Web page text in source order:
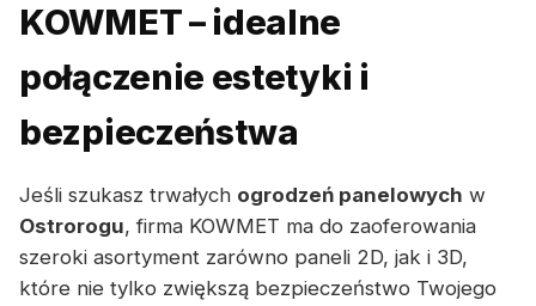
KOWMET – idealne
połączenie estetyki i
bezpieczeństwa
Jeśli szukasz trwałych ogrodzeń panelowych w
Ostrorogu, firma KOWMET ma do zaoferowania
szeroki asortyment zarówno paneli 2D, jak i 3D,
które nie tylko zwiększą bezpieczeństwo Twojego